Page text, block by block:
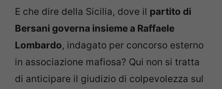
E che dire della Sicilia, dove il partito di
Bersani governa insieme a Raffaele
Lombardo, indagato per concorso esterno
in associazione mafiosa? Qui non si tratta
di anticipare il giudizio di colpevolezza sul